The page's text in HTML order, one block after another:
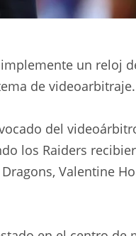
un reloj
de videoarbitraje.
del
los Raiders
Valentine